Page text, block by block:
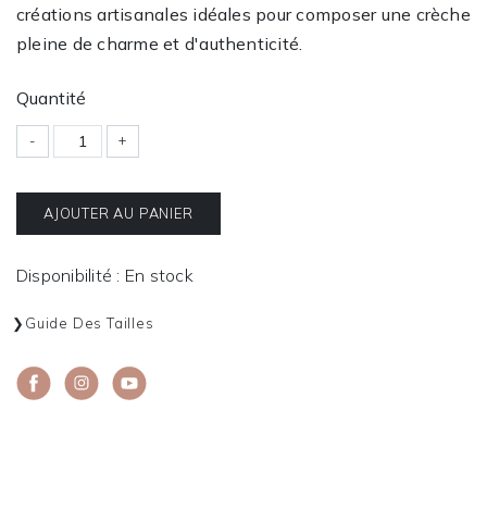
créations artisanales idéales pour composer une crèche
pleine de charme et d'authenticité.
Quantité
- +
AJOUTER AU PANIER
Disponibilité : En stock
Guide Des Tailles